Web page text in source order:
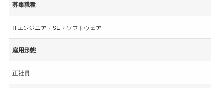
募集職種
ITエンジニア・SE・ソフトウェア
雇用形態
正社員